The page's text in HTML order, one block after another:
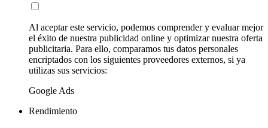
Al aceptar este servicio, podemos comprender y evaluar mejor
el éxito de nuestra publicidad online y optimizar nuestra oferta
publicitaria. Para ello, comparamos tus datos personales
encriptados con los siguientes proveedores externos, si ya
utilizas sus servicios:
Google Ads
Rendimiento